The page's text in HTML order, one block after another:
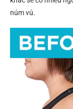
núm vú.